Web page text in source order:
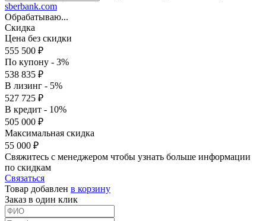
sberbank.com
Обрабатываю...
Скидка
Цена без скидки
555 500 ₽
По купону - 3%
538 835 ₽
В лизинг - 5%
527 725 ₽
В кредит - 10%
505 000 ₽
Максимальная скидка
55 000 ₽
Свяжитесь с менеджером чтобы узнать больше информации
по скидкам
Связаться
Товар добавлен в корзину
Заказ в один клик